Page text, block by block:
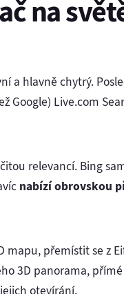
na
a hlavně chytrý.
Google) Live.com
relevancí. Bing
nabízí obrovskou
přemístit se z
3D panorama,
otevírání.